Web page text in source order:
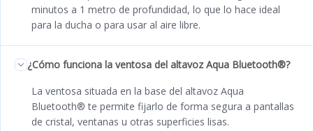
minutos a 1 metro de profundidad, lo que lo hace ideal
para la ducha o para usar al aire libre.
¿Cómo funciona la ventosa del altavoz Aqua Bluetooth®?
La ventosa situada en la base del altavoz Aqua
Bluetooth® te permite fijarlo de forma segura a pantallas
de cristal, ventanas u otras superficies lisas.